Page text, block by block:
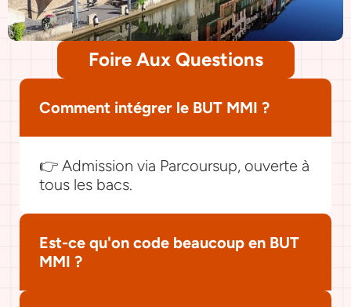
Foire Aux Questions
Comment intégrer le BUT MMI ?
👉 Admission via Parcoursup, ouverte à
tous les bacs.
Est-ce qu'on code beaucoup en BUT
MMI ?